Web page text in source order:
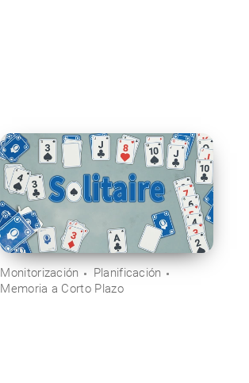
Monitorización
Planificación
Memoria a Corto Plazo